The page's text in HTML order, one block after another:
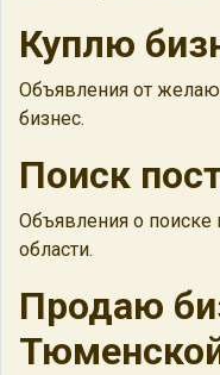
Куплю
Объявления от
бизнес.
Поиск
Объявления о
области.
Продаю